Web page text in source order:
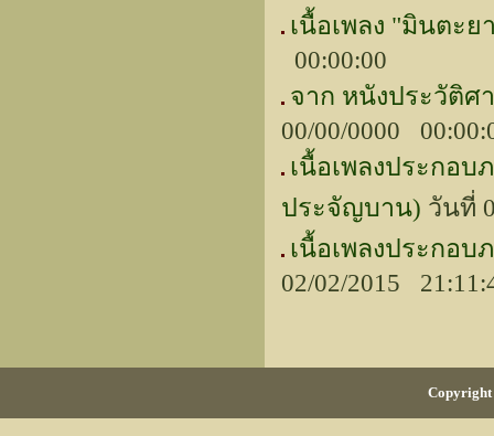
เนื้อเพลง "มินตะ
00:00:00
จาก หนังประวัติศ
00/00/0000
เนื้อเพลงประกอบ
ประจัญบาน) วันที่
เนื้อเพลงประกอบ
02/02/2015
Copyright